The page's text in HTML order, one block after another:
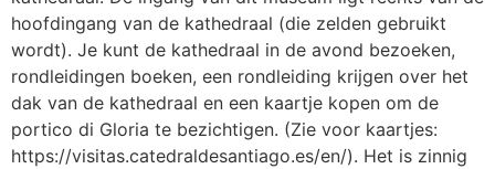
hoofdingang van de kathedraal (die zelden gebruikt
wordt). Je kunt de kathedraal in de avond bezoeken,
rondleidingen boeken, een rondleiding krijgen over het
dak van de kathedraal en een kaartje kopen om de
portico di Gloria te bezichtigen. (Zie voor kaartjes:
https://visitas.catedraldesantiago.es/en/). Het is zinnig